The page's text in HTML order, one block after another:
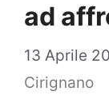
ad
13 Aprile
Cirignano